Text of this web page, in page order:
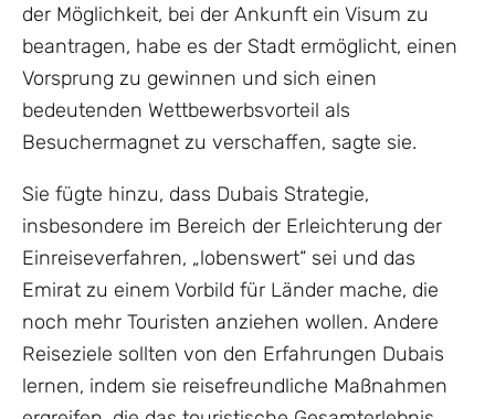
der Möglichkeit, bei der Ankunft ein Visum zu
beantragen, habe es der Stadt ermöglicht, einen
Vorsprung zu gewinnen und sich einen
bedeutenden Wettbewerbsvorteil als
Besuchermagnet zu verschaffen, sagte sie.
Sie fügte hinzu, dass Dubais Strategie,
insbesondere im Bereich der Erleichterung der
Einreiseverfahren, „lobenswert“ sei und das
Emirat zu einem Vorbild für Länder mache, die
noch mehr Touristen anziehen wollen. Andere
Reiseziele sollten von den Erfahrungen Dubais
lernen, indem sie reisefreundliche Maßnahmen